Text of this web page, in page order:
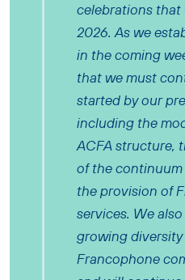
celebrations that
2026. As we
in the coming
that we must
started by our
including the
ACFA structure,
of the
the provision of
services. We
growing
Francophone